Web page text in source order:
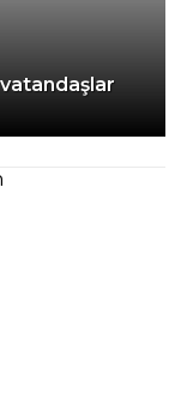
vatandaşlar